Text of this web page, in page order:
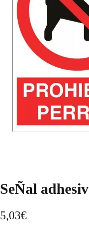
SeÑal
5,03€